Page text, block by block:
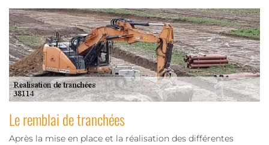
Le remblai de tranchées
Après la mise en place et la réalisation des différentes